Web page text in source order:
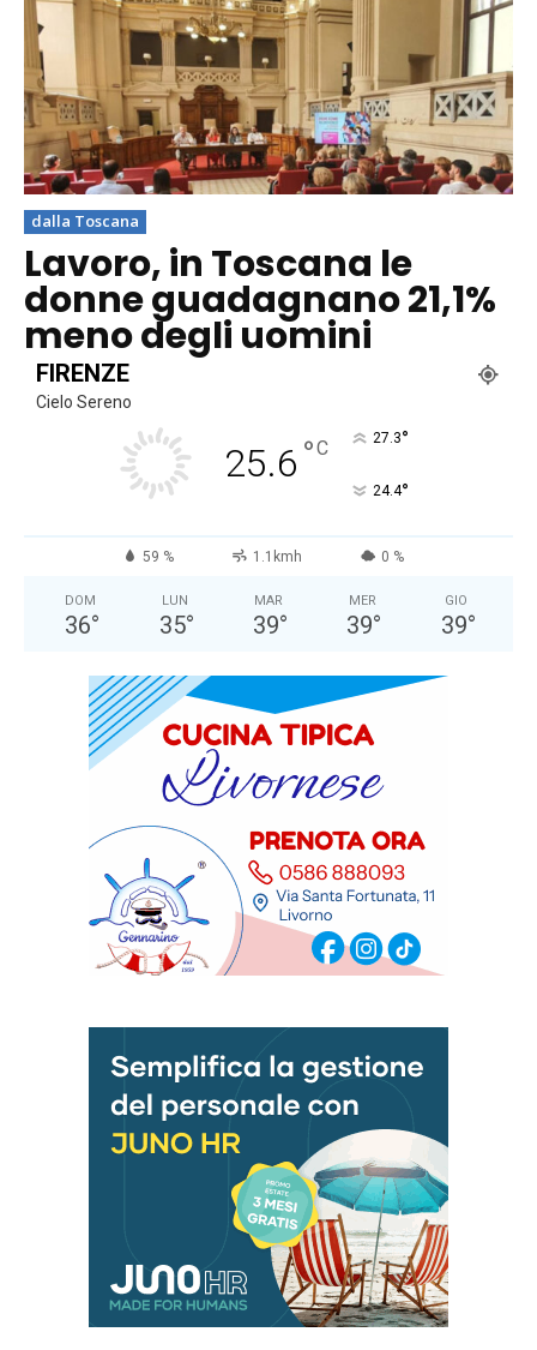
dalla Toscana
Lavoro, in Toscana le
donne guadagnano 21,1%
meno degli uomini
FIRENZE
Cielo Sereno
25.6 °C 27.3°
24.4°
59 % 1.1kmh 0 %
DOM
36°
LUN
35°
MAR
39°
MER
39°
GIO
39°